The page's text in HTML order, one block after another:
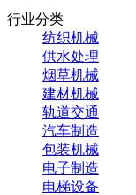
行业分类
纺织机械
供水处理
烟草机械
建材机械
轨道交通
汽车制造
包装机械
电子制造
电梯设备